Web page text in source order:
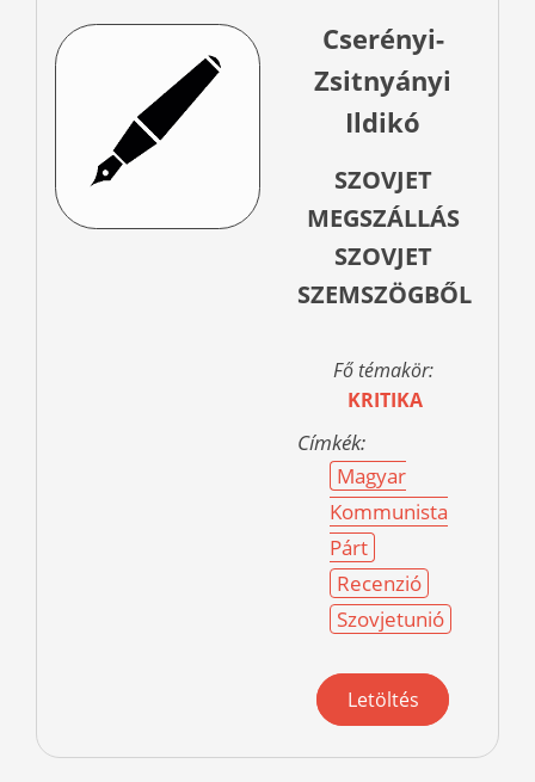
Cserényi-
Zsitnyányi
Ildikó
SZOVJET
MEGSZÁLLÁS
SZOVJET
SZEMSZÖGBŐL
Fő témakör:
KRITIKA
Címkék:
Magyar
Kommunista
Párt
Recenzió
Szovjetunió
Letöltés